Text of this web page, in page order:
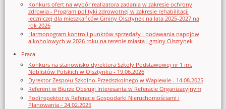
Konkurs ofert na wybór realizatora zadania w zakresie ochrony
zdrowia - Program polityki zdrowotnej w zakresie rehabilitacji
leczniczej dla mieszkańców Gminy Olsztynek na lata 2025-2027 na
rok 2026
Harmonogram kontroli punktów sprzedaży i podawania napojów
alkoholowych w 2026 roku na terenie miasta i gminy Olsztynek
Praca
Konkurs na stanowisko dyrektora Szkoły Podstawowej nr 1 im.
Noblistów Polskich w Olsztynku - 19.06.2026
Dyrektor Zespołu Szkolno-Przedszkolnego w Waplewie - 14.08.2025
Referent w Biurze Obsługi Interesanta w Referacie Organizacyjnym
Podinspektor w Referacie Gospodarki Nieruchomościami i
Planowania - 24.02.2025